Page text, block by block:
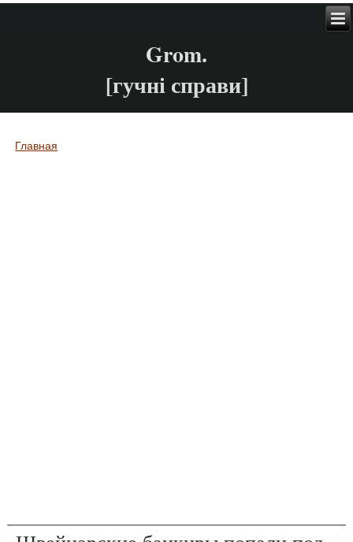
Grom.
[гучні справи]
Вы здесь
Главная